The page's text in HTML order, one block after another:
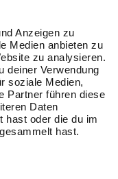
für Deinen
vor der
Vordächer bis zu
jedoch
und